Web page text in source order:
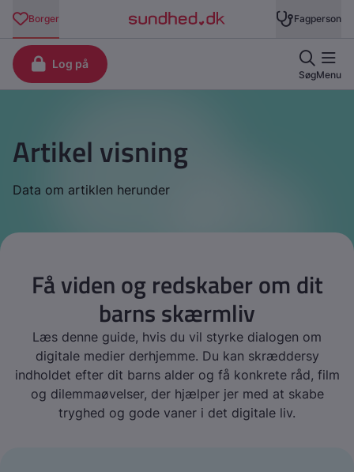
Artikel visning
Data om artiklen herunder
Få viden og redskaber om dit
barns skærmliv
Læs denne guide, hvis du vil styrke dialogen om
digitale medier derhjemme. Du kan skræddersy
indholdet efter dit barns alder og få konkrete råd, film
og dilemmaøvelser, der hjælper jer med at skabe
tryghed og gode vaner i det digitale liv.